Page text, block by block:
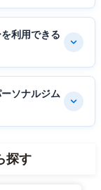
利用できる
ソナルジム
探す